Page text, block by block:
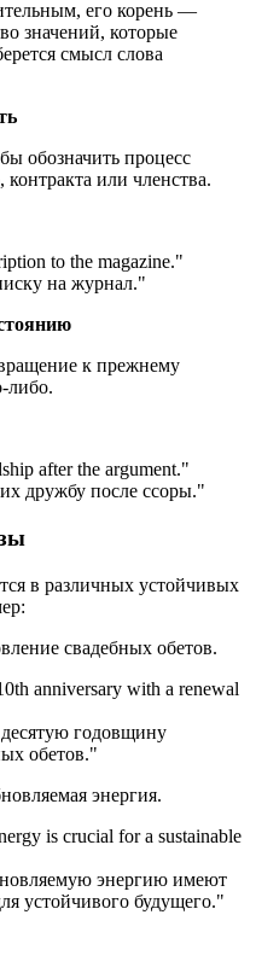
его корень —
значений, которые
смысл слова
обозначить процесс
или членства.
to the magazine."
на журнал."
к прежнему
либо.
after the argument."
дружбу после ссоры."
в различных устойчивых
свадебных обетов.
anniversary with a renewal
годовщину
обетов."
энергия.
is crucial for a sustainable
энергию имеют
устойчивого будущего."